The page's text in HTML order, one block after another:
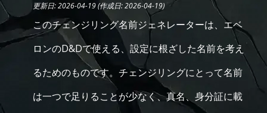
更新日: 2026-04-19 (作成日: 2026-04-19)
このチェンジリング名前ジェネレーターは、エベ
ロンのD&Dで使える、設定に根ざした名前を考え
るためのものです。チェンジリングにとって名前
は一つで足りることが少なく、真名、身分証に載